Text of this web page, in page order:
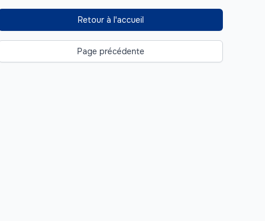
Retour à l'accueil
Page précédente